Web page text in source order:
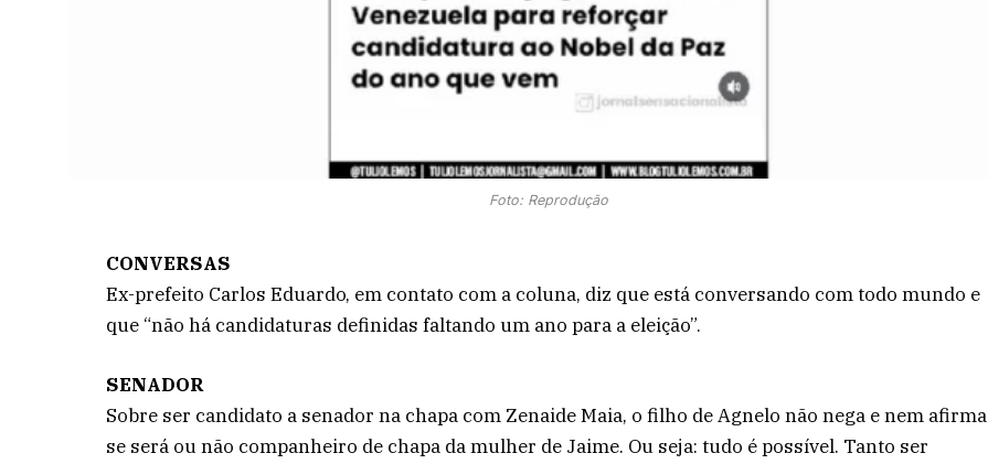
Foto: Reprodução
CONVERSAS
Ex-prefeito Carlos Eduardo, em contato com a coluna, diz que está conversando com todo mundo e
que “não há candidaturas definidas faltando um ano para a eleição”.
SENADOR
Sobre ser candidato a senador na chapa com Zenaide Maia, o filho de Agnelo não nega e nem afirma
se será ou não companheiro de chapa da mulher de Jaime. Ou seja: tudo é possível. Tanto ser